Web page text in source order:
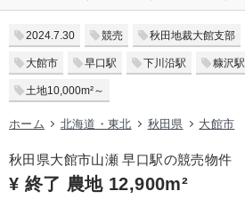
2024.7.30 競売 秋田地裁大館支部
大館市 早口駅 下川沿駅 糠沢駅
土地10,000m²～
ホーム 北海道・東北 秋田県 大館市
秋田県大館市山瀬 早口駅の競売物件
¥ 終了 農地 12,900m²